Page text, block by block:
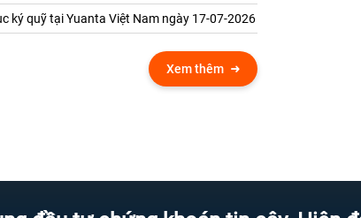
ký quỹ tại Yuanta Việt Nam ngày 17-07-2026
Xem thêm